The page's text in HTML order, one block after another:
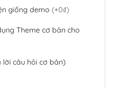
giống demo (+0₫)
Theme cơ bản cho
lời câu hỏi cơ bản)